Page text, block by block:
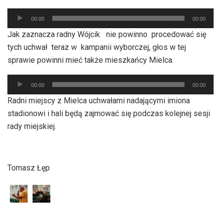
Odtwarzacz
plików
dźwiękowych
00:00 00:00
Jak zaznacza radny Wójcik nie powinno procedować się
tych uchwał teraz w kampanii wyborczej, głos w tej
sprawie powinni mieć także mieszkańcy Mielca.
Odtwarzacz
plików
dźwiękowych
00:00 00:00
Radni miejscy z Mielca uchwałami nadającymi imiona
stadionowi i hali będą zajmować się podczas kolejnej sesji
rady miejskiej.
Tomasz Łęp